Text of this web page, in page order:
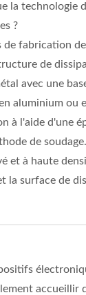
la technologie
?
de fabrication
de
avec une
aluminium ou
à l'aide d'une
de
et à haute
la surface de
accueillir